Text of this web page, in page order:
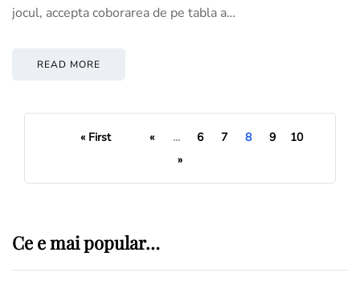
jocul, accepta coborarea de pe tabla a…
READ MORE
« First « ... 6 7 8 9
10
»
Ce e mai popular…